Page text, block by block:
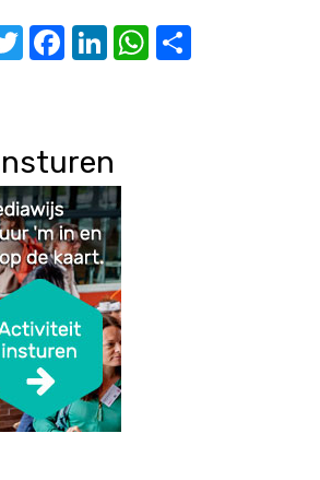
Twitter
Facebook
LinkedIn
WhatsApp